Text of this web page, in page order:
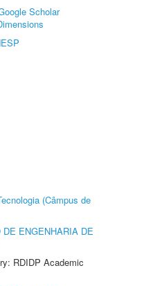
Scholar
(Câmpus de
DE ENGENHARIA DE
RDIDP Academic